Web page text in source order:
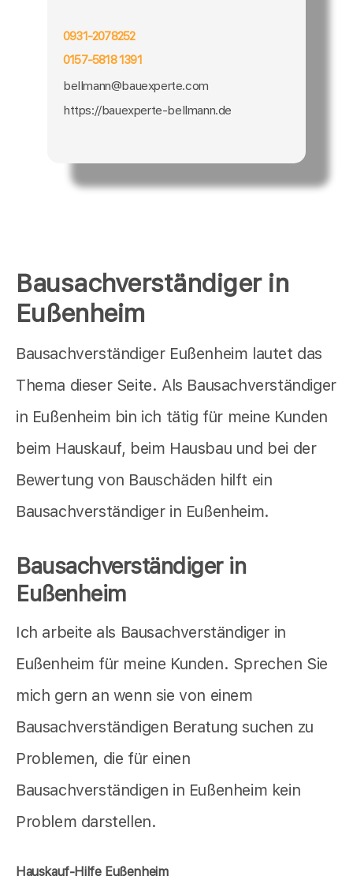
Bausachverständiger in
Eußenheim
Bausachverständiger Eußenheim lautet das
Thema dieser Seite. Als Bausachverständiger
in Eußenheim bin ich tätig für meine Kunden
beim Hauskauf, beim Hausbau und bei der
Bewertung von Bauschäden hilft ein
Bausachverständiger in Eußenheim.
Bausachverständiger in
Eußenheim
Ich arbeite als Bausachverständiger in
Eußenheim für meine Kunden. Sprechen Sie
mich gern an wenn sie von einem
Bausachverständigen Beratung suchen zu
Problemen, die für einen
Bausachverständigen in Eußenheim kein
Problem darstellen.
Hauskauf-Hilfe Eußenheim
0931-2078252
0157-5818 1391
bellmann@bauexperte.com
https://bauexperte-bellmann.de